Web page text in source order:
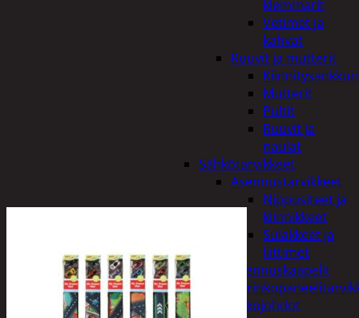
klemmarit
Vetimet ja
kahvat
Ruuvit ja mutterit
Mutterit
Pultit
Ruuvit ja
naulat
Sähkötarvikkeet
Asennustarvikkeet
Nippusiteet ja
kiinnikkeet
Sulakkeet ja
liittimet
Asennuskaapelit
Jatkojohdot